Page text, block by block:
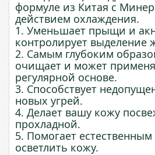
формуле из Китая с
действием охлаждения.
1. Уменьшает прыщи и
контролирует выделение
2. Самым глубоким
очищает и может
регулярной основе.
3. Способствует
новых угрей.
4. Делает вашу кожу
прохладной.
5. Помогает
осветлить кожу.